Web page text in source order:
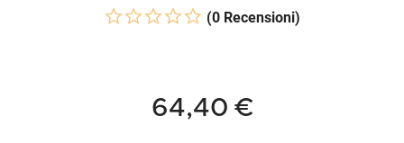
(0 Recensioni)
64,40 €